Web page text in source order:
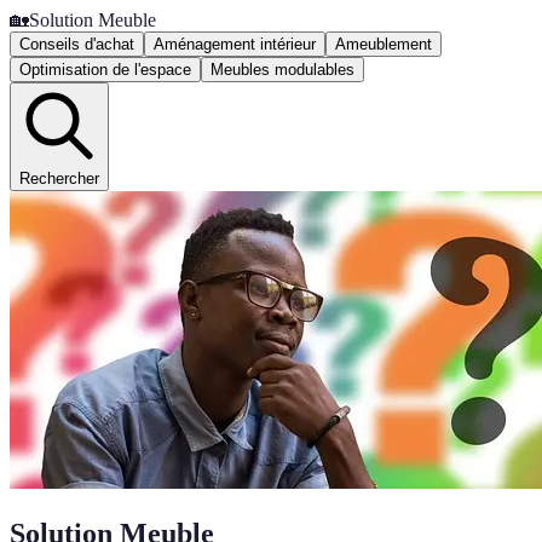
🏡Solution Meuble
Conseils d'achat Aménagement intérieur
Ameublement
Optimisation de l'espace
Meubles modulables
Rechercher
Solution Meuble